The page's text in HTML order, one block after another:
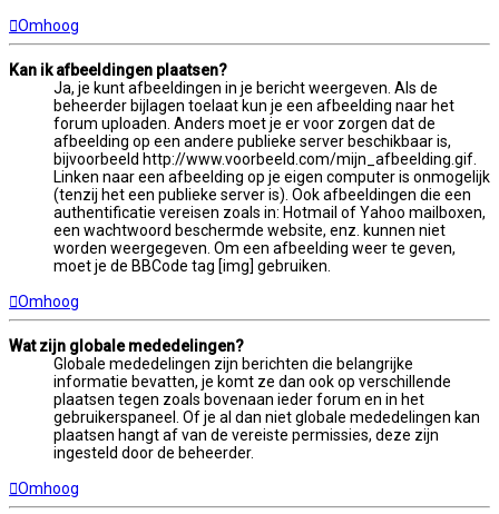
Omhoog
Kan ik afbeeldingen plaatsen?
Ja, je kunt afbeeldingen in je bericht weergeven. Als de
beheerder bijlagen toelaat kun je een afbeelding naar het
forum uploaden. Anders moet je er voor zorgen dat de
afbeelding op een andere publieke server beschikbaar is,
bijvoorbeeld http://www.voorbeeld.com/mijn_afbeelding.gif.
Linken naar een afbeelding op je eigen computer is onmogelijk
(tenzij het een publieke server is). Ook afbeeldingen die een
authentificatie vereisen zoals in: Hotmail of Yahoo mailboxen,
een wachtwoord beschermde website, enz. kunnen niet
worden weergegeven. Om een afbeelding weer te geven,
moet je de BBCode tag [img] gebruiken.
Omhoog
Wat zijn globale mededelingen?
Globale mededelingen zijn berichten die belangrijke
informatie bevatten, je komt ze dan ook op verschillende
plaatsen tegen zoals bovenaan ieder forum en in het
gebruikerspaneel. Of je al dan niet globale mededelingen kan
plaatsen hangt af van de vereiste permissies, deze zijn
ingesteld door de beheerder.
Omhoog